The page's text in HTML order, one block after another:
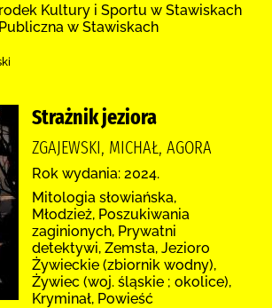
Kultury i Sportu w Stawiskach
w Stawiskach
Strażnik jeziora
ZGAJEWSKI, MICHAŁ, AGORA
Rok wydania: 2024.
Mitologia słowiańska,
Młodzież, Poszukiwania
zaginionych, Prywatni
detektywi, Zemsta, Jezioro
Żywieckie (zbiornik wodny),
Żywiec (woj. śląskie ; okolice),
Kryminał, Powieść